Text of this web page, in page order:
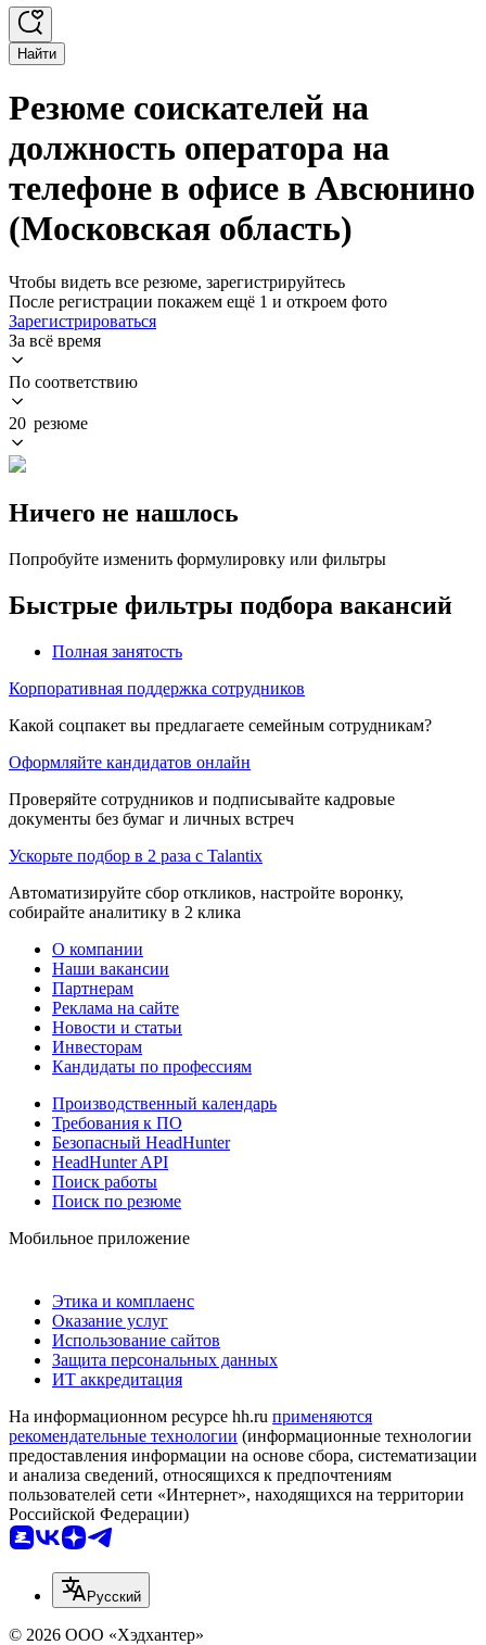
Найти
Резюме соискателей на
должность оператора на
телефоне в офисе в Авсюнино
(Московская область)
Чтобы видеть все резюме, зарегистрируйтесь
После регистрации покажем ещё 1 и откроем фото
Зарегистрироваться
За всё время
По соответствию
20 резюме
Ничего не нашлось
Попробуйте изменить формулировку или фильтры
Быстрые фильтры подбора вакансий
Полная занятость
Корпоративная поддержка сотрудников
Какой соцпакет вы предлагаете семейным сотрудникам?
Оформляйте кандидатов онлайн
Проверяйте сотрудников и подписывайте кадровые
документы без бумаг и личных встреч
Ускорьте подбор в 2 раза с Talantix
Автоматизируйте сбор откликов, настройте воронку,
собирайте аналитику в 2 клика
О компании
Наши вакансии
Партнерам
Реклама на сайте
Новости и статьи
Инвесторам
Кандидаты по профессиям
Производственный календарь
Требования к ПО
Безопасный HeadHunter
HeadHunter API
Поиск работы
Поиск по резюме
Мобильное приложение
Этика и комплаенс
Оказание услуг
Использование сайтов
Защита персональных данных
ИТ аккредитация
На информационном ресурсе hh.ru применяются
рекомендательные технологии (информационные технологии
предоставления информации на основе сбора, систематизации
и анализа сведений, относящихся к предпочтениям
пользователей сети «Интернет», находящихся на территории
Российской Федерации)
Русский
© 2026 ООО «Хэдхантер»